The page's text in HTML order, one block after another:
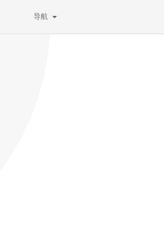
导航